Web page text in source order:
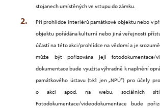
stojanech umístěných ve vstupu do zámku.
Při prohlídce interiérů památkové objektu nebo v
objektu pořádána kulturní nebo jiná veřejnosti
účastí na této akci/prohlídce na vědomí a je
může být pořizována její fotodokumentace/
dokumentace bude využita výhradně k naplnění
památkového ústavu (též jen „NPÚ“) pro účely
o akci apod. na webu, sociálních
Fotodokumentace/videodokumentace bude